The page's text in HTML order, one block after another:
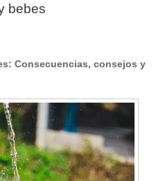
bebes
Consecuencias, consejos y